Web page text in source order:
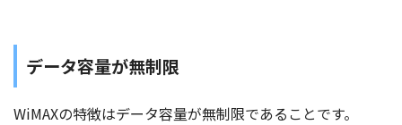
データ容量が無制限
WiMAXの特徴はデータ容量が無制限であることです。